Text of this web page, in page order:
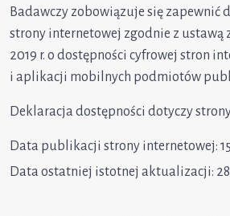
Badawczy zobowiązuje się zapewnić
strony internetowej zgodnie z ustawą
2019 r. o dostępności cyfrowej stron
i aplikacji mobilnych podmiotów
Deklaracja dostępności dotyczy
Data publikacji strony internetowej: 15
Data ostatniej istotnej aktualizacji: